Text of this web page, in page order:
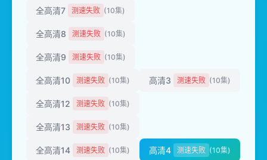
全高清7 测速失败 (10集)
全高清8 测速失败 (10集)
全高清9 测速失败 (10集)
全高清10 测速失败 (10集) 高清3 测速失败 (10集)
全高清12 测速失败 (10集)
全高清13 测速失败 (10集)
全高清14 测速失败 (10集) 高清4 测速失败 (10集)